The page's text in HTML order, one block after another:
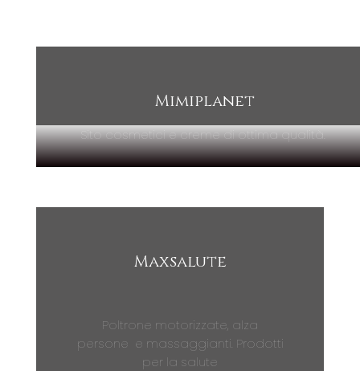
Mimiplanet
Sito cosmetici e creme di ottima qualità.
Maxsalute
Poltrone motorizzate, alza
persone e massaggianti. Prodotti
per la salute